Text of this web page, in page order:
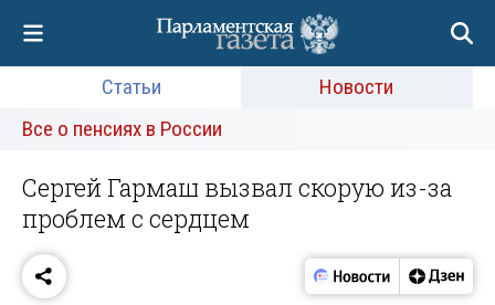
Статьи
Новости
Все о пенсиях в России
Сергей Гармаш вызвал скорую из-за
проблем с сердцем